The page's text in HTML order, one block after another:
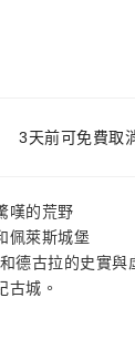
3天前可免費取
嘆的荒野
佩萊斯城堡
德古拉的史實與
古城。